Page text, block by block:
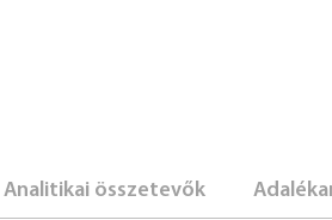
Analitikai összetevők